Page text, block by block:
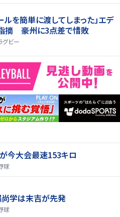
ールを簡単に渡してしまった」エデ
摘 豪州に3点差で惜敗
グビー
今大会最速153キロ
球
尚学は末吉が先発
球